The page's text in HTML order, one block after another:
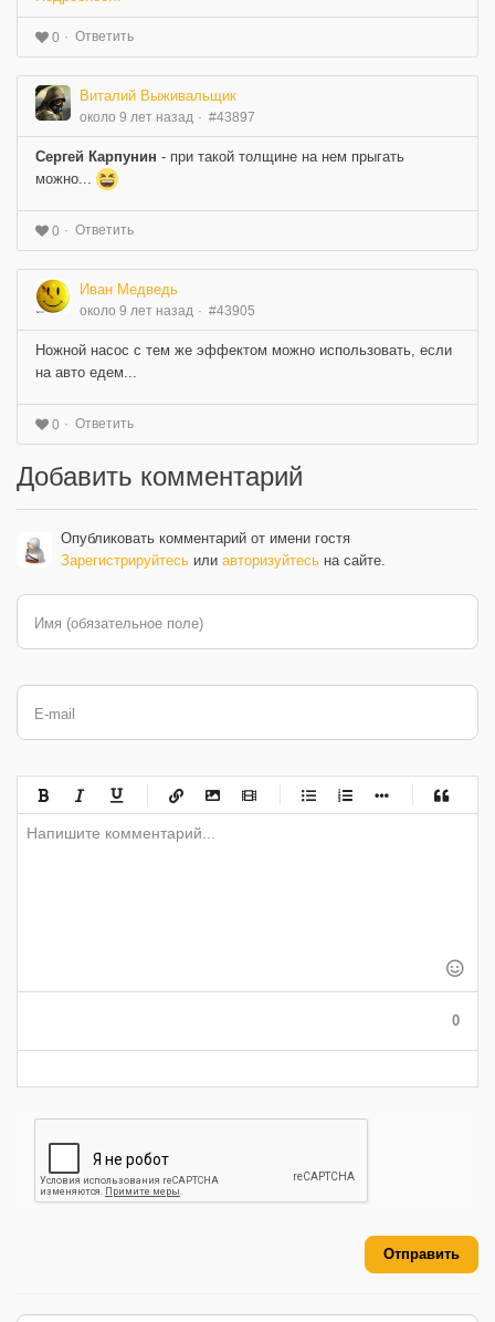
0 Ответить
Виталий Выживальщик
около 9 лет назад #43897
Сергей Карпунин - при такой толщине на нем прыгать
можно...
0 Ответить
Иван Медведь
около 9 лет назад #43905
Ножной насос с тем же эффектом можно использовать, если
на авто едем...
0 Ответить
Добавить комментарий
Опубликовать комментарий от имени гостя
Зарегистрируйтесь или авторизуйтесь на сайте.
Имя (обязательное поле)
E-mail
-
-
-
0
Отправить